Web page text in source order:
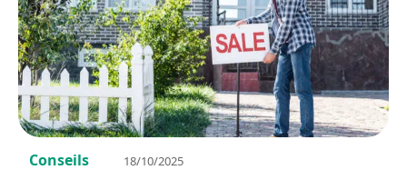
Conseils 18/10/2025